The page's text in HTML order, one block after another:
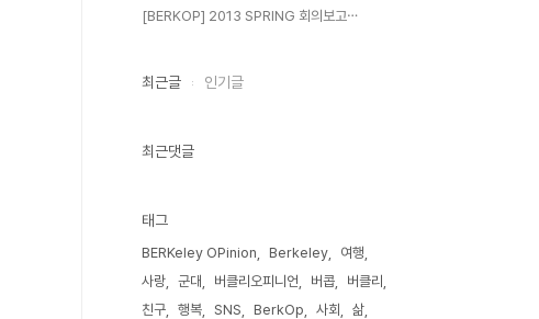
[BERKOP] 2013 SPRING 회의보고⋯
최근글 인기글
최근댓글
태그
BERKeley OPinion Berkeley
여행
사랑
군대 버클리오피니언 버콥
버클리
친구
행복 SNS BerkOp 사회
삶